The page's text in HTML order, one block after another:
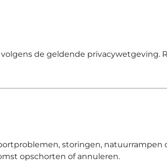
de geldende privacywetgeving.
storingen,
opschorten of annuleren.